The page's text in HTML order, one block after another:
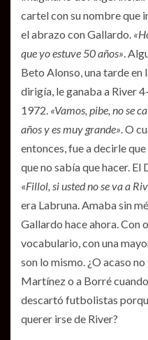
cartel con su nombre que
el abrazo con Gallardo.
que yo estuve 50 años».
Beto Alonso, una tarde en
dirigía, le ganaba a River
1972. «Vamos, pibe, no se
años y es muy grande». O
entonces, fue a decirle
que no sabía que hacer.
«Fillol, si usted no se va a
era Labruna. Amaba sin
Gallardo hace ahora. Con
vocabulario, con una
son lo mismo. ¿O acaso
Martínez o a Borré
descartó futbolistas
querer irse de River?